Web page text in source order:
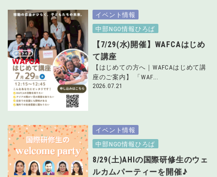
イベント情報
中部NGO情報ひろば
【7/29(水)開催】WAFCAはじめ
て講座
【はじめての方へ｜WAFCAはじめて講
座のご案内】 「WAF...
2026.07.21
イベント情報
中部NGO情報ひろば
8/29(土)AHIの国際研修生のウェ
ルカムパーティーを開催♪